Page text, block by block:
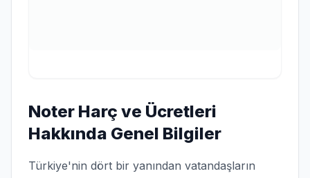
Noter Harç ve Ücretleri
Hakkında Genel Bilgiler
Türkiye'nin dört bir yanından vatandaşların